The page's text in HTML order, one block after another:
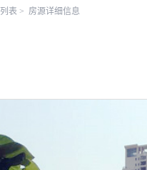
表 > 房源详细信息